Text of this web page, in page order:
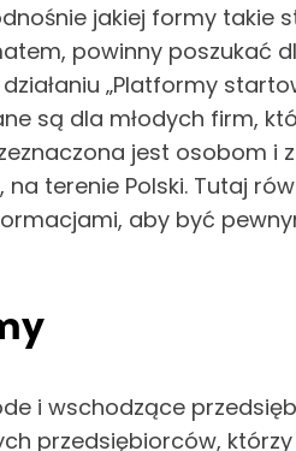
jakiej formy takie
powinny poszukać
„Platformy
są dla młodych firm,
jest osobom i
terenie Polski. Tutaj
aby być
i wschodzące
przedsiębiorców,